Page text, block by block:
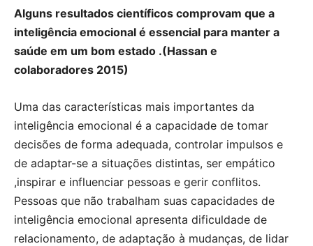
Alguns resultados científicos comprovam que a
inteligência emocional é essencial para manter a
saúde em um bom estado .(Hassan e
colaboradores 2015)
Uma das características mais importantes da
inteligência emocional é a capacidade de tomar
decisões de forma adequada, controlar impulsos e
de adaptar-se a situações distintas, ser empático
,inspirar e influenciar pessoas e gerir conflitos.
Pessoas que não trabalham suas capacidades de
inteligência emocional apresenta dificuldade de
relacionamento, de adaptação à mudanças, de lidar